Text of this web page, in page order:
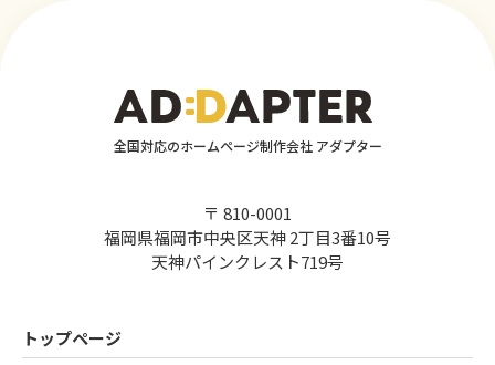
全国対応のホームページ制作会社 アダプター
〒 810-0001
福岡県福岡市中央区天神 2丁目3番10号
天神パインクレスト719号
トップページ